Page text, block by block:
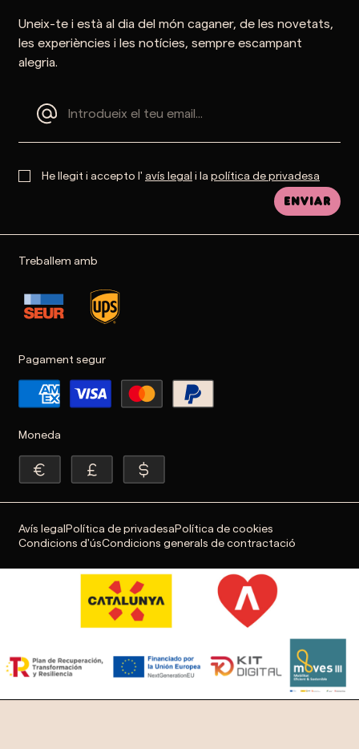
Uneix-te i està al dia del món caganer, de les novetats,
les experiències i les notícies, sempre escampant
alegria.
He llegit i accepto l' avís legal i la política de privadesa
Enviar
Treballem amb
Pagament segur
Moneda
Avís legalPolítica de privadesaPolítica de cookies
Condicions d'úsCondicions generals de contractació